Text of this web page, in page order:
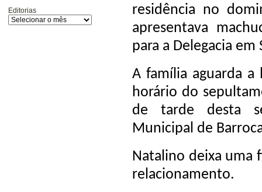
Editorias
residência no
apresentava
para a Delegacia em
A família aguarda
horário do
de tarde desta
Municipal de
Natalino deixa uma
relacionamento.